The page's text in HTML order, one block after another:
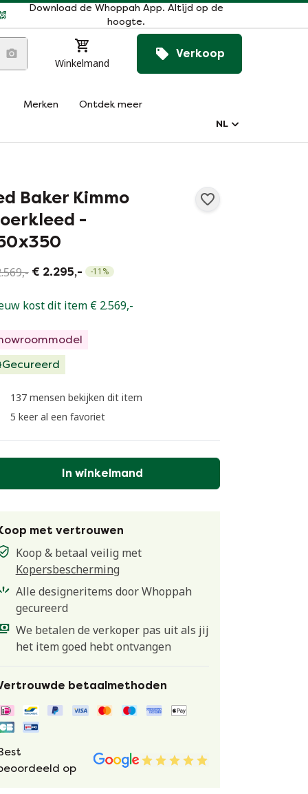
Download de Whoppah App. Altijd op de
hoogte.
Winkelmand
Verkoop
Merken
Ontdek meer
NL
Baker Kimmo
-
€ 2.295,- -11 %
kost dit item € 2.569,-
Gecureerd
137 mensen bekijken dit item
5 keer al een favoriet
In winkelmand
met vertrouwen
Koop & betaal veilig met
Kopersbescherming
Alle designeritems door Whoppah
gecureerd
We betalen de verkoper pas uit als jij
het item goed hebt ontvangen
betaalmethoden
op